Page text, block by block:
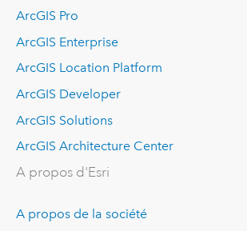
ArcGIS Pro
ArcGIS Enterprise
ArcGIS Location Platform
ArcGIS Developer
ArcGIS Solutions
ArcGIS Architecture Center
A propos d'Esri
A propos de la société